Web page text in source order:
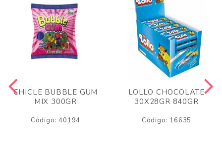
CHICLE BUBBLE GUM
MIX 300GR
Código: 40194
LOLLO CHOCOLATE
30X28GR 840GR
Código: 16635